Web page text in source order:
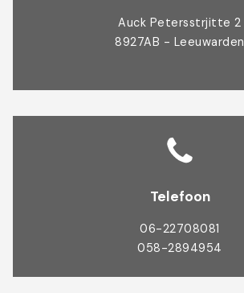
Auck Petersstrjitte 2
8927AB - Leeuwarden
Telefoon
06-22708081
058-2894954